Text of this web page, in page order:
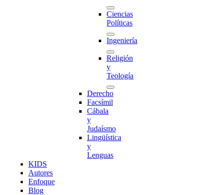
Ciencias
Políticas
Ingeniería
Religión
y
Teología
Derecho
Facsímil
Cábala
y
Judaísmo
Lingüística
y
Lenguas
KIDS
Autores
Enfoque
Blog